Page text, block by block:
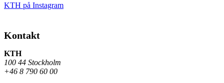
KTH på Instagram
Kontakt
KTH
100 44 Stockholm
+46 8 790 60 00